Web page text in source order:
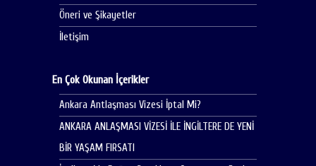
Öneri ve Şikayetler
İletişim
En Çok Okunan İçerikler
Ankara Antlaşması Vizesi İptal Mi?
ANKARA ANLAŞMASI VİZESİ İLE İNGİLTERE DE YENİ
BİR YAŞAM FIRSATI